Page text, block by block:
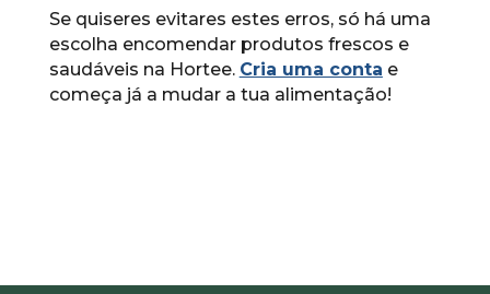
Se quiseres evitares estes erros, só há uma
escolha encomendar produtos frescos e
saudáveis na Hortee. Cria uma conta e
começa já a mudar a tua alimentação!